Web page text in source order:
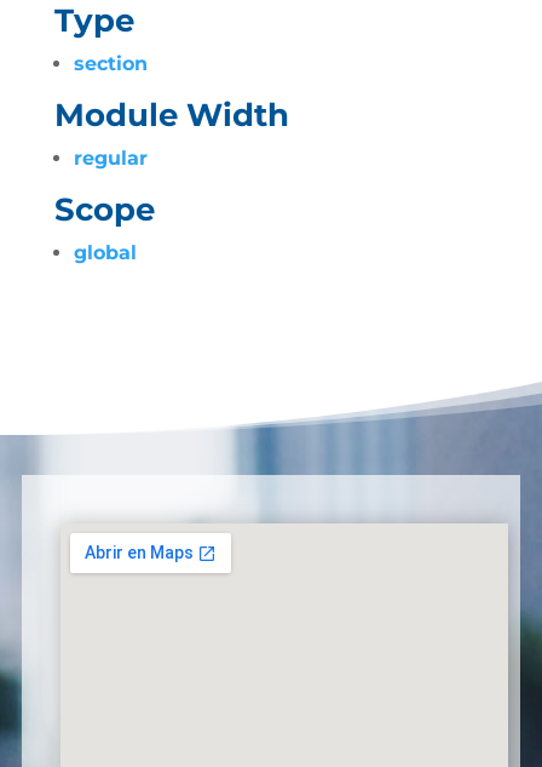
Type
section
Module Width
regular
Scope
global